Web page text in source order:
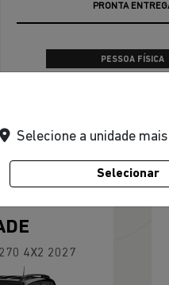
PRONTA
PESSOA FÍSICA
CONFIRA A
4X2 2027
Selecione a unidade
Selecionar